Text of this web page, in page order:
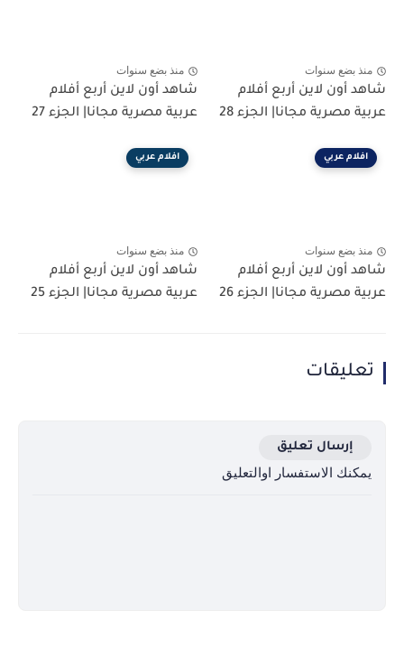
منذ بضع سنوات
شاهد أون لاين أربع أفلام
عربية مصرية مجانا| الجزء 28
منذ بضع سنوات
شاهد أون لاين أربع أفلام
عربية مصرية مجانا| الجزء 27
افلام عربي
منذ بضع سنوات
شاهد أون لاين أربع أفلام
عربية مصرية مجانا| الجزء 26
افلام عربي
منذ بضع سنوات
شاهد أون لاين أربع أفلام
عربية مصرية مجانا| الجزء 25
تعليقات
إرسال تعليق
يمكنك الاستفسار اوالتعليق